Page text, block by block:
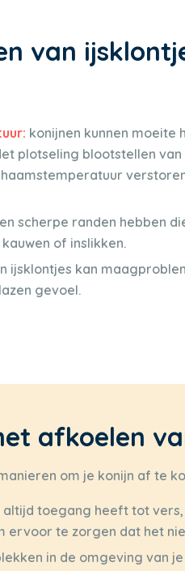
van
konijnen kunnen moeite
plotseling blootstellen van
scherpe randen hebben
of inslikken.
ijsklontjes kan
gevoel.
afkoelen
om je konijn af te
toegang heeft tot
ervoor te zorgen dat het
in de omgeving van